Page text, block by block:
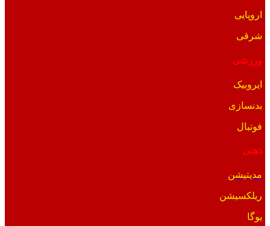
اروپایی
شرقی
ورزشی
ایروبیک
بدنسازی
فوتبال
ذهنی
مدیتیشن
ریلکسیشن
یوگا